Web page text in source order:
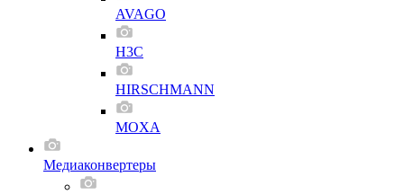
AVAGO
H3C
HIRSCHMANN
MOXA
Медиаконвертеры